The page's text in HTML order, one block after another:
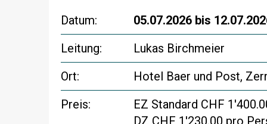
Datum:
05.07.2026 bis
Leitung:
Lukas Birchmeier
Ort:
Hotel Baer und Post,
Preis:
EZ Standard CHF
DZ CHF 1'230.00 pro